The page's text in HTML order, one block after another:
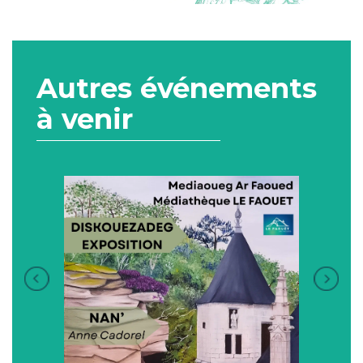
Autres événements
à venir